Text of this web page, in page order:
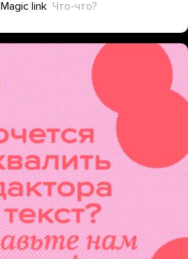
Magic link Что-что?